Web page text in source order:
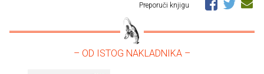
Preporuči knjigu
– OD ISTOG NAKLADNIKA –